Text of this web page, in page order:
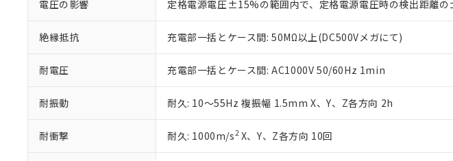
電圧の影響 定格電源電圧±15%の範囲内で、定格電源電圧時の検出距離
絶縁抵抗 充電部一括とケース間: 50MΩ以上(DC500Vメガにて)
耐電圧 充電部一括とケース間: AC1000V 50/60Hz 1min
耐振動 耐久: 10～55Hz 複振幅 1.5mm X、Y、Z各方向 2h
耐衝撃 耐久: 1000m/s2X、Y、Z各方向 10回
さい。
※当社の共同利用者とは、"個人情報の共同
いる法人を指します。
下記の非含有証明書をダウンロードすることがで
EU RoHS指令（10物質）の非含有証明書
51物質の非含有証明書（当社基準）
※本証明書は発行日時点で非含有を証明するもので
また、RoHS指令のフタル酸エステル類４物質の
混在することから備考欄に対応日を記載しておりま
既に当社にて対応品への在庫切替を完了してい
り割愛しております。